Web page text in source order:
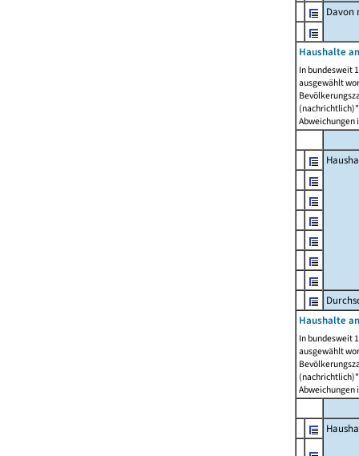
Davon
Haushalte
In bundesweit
ausgewählt
Abweichungen
Haushalte
In bundesweit
ausgewählt
Abweichungen